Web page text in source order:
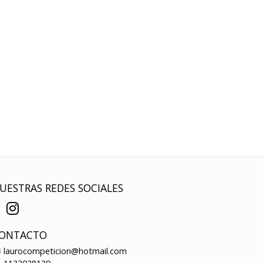
REDES SOCIALES
laurocompeticion@hotmail.com